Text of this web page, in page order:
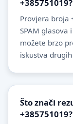
+385751019?
Provjera broja
SPAM glasova
možete brzo
iskustva
Što znači
+385751019?